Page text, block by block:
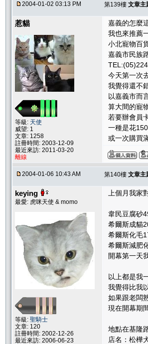
2004-01-02 03:13 PM 第139樓 文章主
惹貓
等級: 天使
威望: 1
文章: 1258
註冊時間: 2003-12-09
最近來訪: 2011-03-20
離線
嘉義的怎麼
我也來推薦
小北寵物百
嘉義市民族
今天第一次
我覺得還不
以嘉義市而
算大間的寵
若要辦會員
一種是花
或一次購買
2004-01-06 10:43 AM 第140樓 文章主
keying
最愛: 虎咪天使 & momo
等級: 聖騎士
文章: 120
註冊時間: 2002-12-26
最近來訪: 2006-06-23
上個月我家
韋民豆腐砂
希爾斯成
希爾斯化
希爾斯減肥
開幕第一天
以上都是我
我覺得比我
如果跟老闆
現在開幕期
地點在基隆
店名：松樺